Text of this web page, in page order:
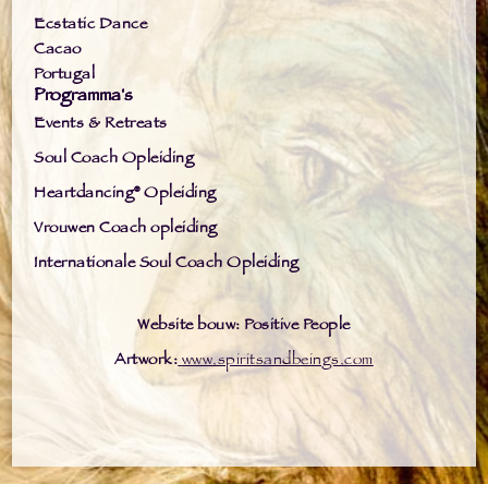
Ecstatic Dance
Cacao
Portugal
Programma's
Events & Retreats
Soul Coach Opleiding
Heartdancing® Opleiding
Vrouwen Coach opleiding
Internationale Soul Coach Opleiding
Website bouw: Positive People
Artwork:www.spiritsandbeings.com